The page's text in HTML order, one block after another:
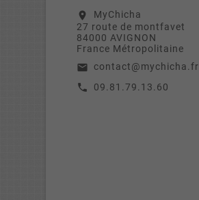
location_on
MyChicha
27 route de montfavet
84000 AVIGNON
France Métropolitaine
email contact@mychicha.fr
call 09.81.79.13.60